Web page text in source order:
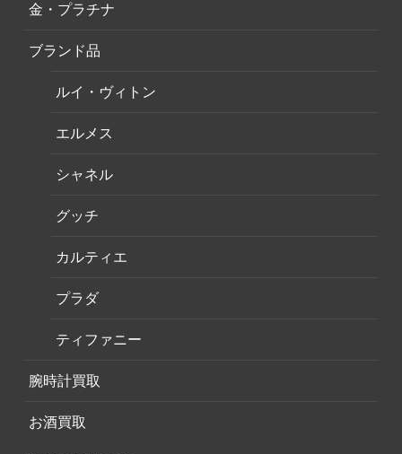
金・プラチナ
ブランド品
ルイ・ヴィトン
エルメス
シャネル
グッチ
カルティエ
プラダ
ティファニー
腕時計買取
お酒買取